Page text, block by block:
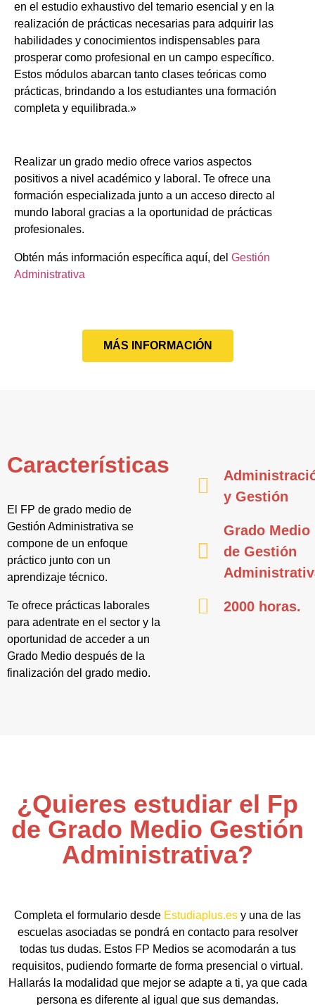
en el estudio exhaustivo del temario esencial y en la
realización de prácticas necesarias para adquirir las
habilidades y conocimientos indispensables para
prosperar como profesional en un campo específico.
Estos módulos abarcan tanto clases teóricas como
prácticas, brindando a los estudiantes una formación
completa y equilibrada.»
Realizar un grado medio ofrece varios aspectos
positivos a nivel académico y laboral. Te ofrece una
formación especializada junto a un acceso directo al
mundo laboral gracias a la oportunidad de prácticas
profesionales.
Obtén más información específica aquí, del Gestión
Administrativa
MÁS INFORMACIÓN
Características
El FP de grado medio de
Gestión Administrativa se
compone de un enfoque
práctico junto con un
aprendizaje técnico.
Te ofrece prácticas laborales
para adentrate en el sector y la
oportunidad de acceder a un
Grado Medio después de la
finalización del grado medio.
y Gestión
Grado Medio
de Gestión
2000 horas.
¿Quieres estudiar el Fp
de Grado Medio Gestión
Administrativa?
Completa el formulario desde Estudiaplus.es y una de las
escuelas asociadas se pondrá en contacto para resolver
todas tus dudas. Estos FP Medios se acomodarán a tus
requisitos, pudiendo formarte de forma presencial o virtual.
Hallarás la modalidad que mejor se adapte a ti, ya que cada
persona es diferente al igual que sus demandas.